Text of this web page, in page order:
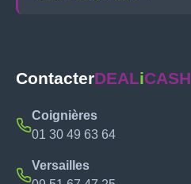
ContacterDEALiCASH
Coignières
01 30 49 63 64
Versailles